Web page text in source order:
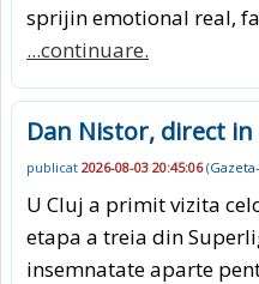
sprijin emotional real,
...continuare.
Dan Nistor, direct
publicat 2026-08-03 20:45:06(
U Cluj a primit vizita
etapa a treia din
insemnatate aparte